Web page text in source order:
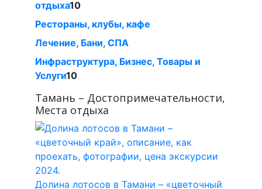
отдыха10
Рестораны, клубы, кафе
Лечение, Бани, СПА
Инфраструктура, Бизнес, Товары и
Услуги10
Тамань – Достопримечательности,
Места отдыха
Долина лотосов в Тамани – «цветочный